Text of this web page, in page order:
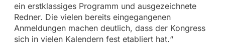
ein erstklassiges Programm und ausgezeichnete
Redner. Die vielen bereits eingegangenen
Anmeldungen machen deutlich, dass der Kongress
sich in vielen Kalendern fest etabliert hat.“